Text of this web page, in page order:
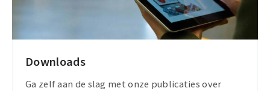
Downloads
Ga zelf aan de slag met onze publicaties over
Bekijk
downloads